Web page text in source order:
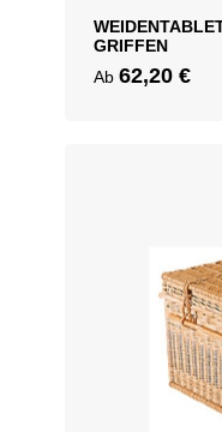
GRIFFEN
Ab 62,20 €